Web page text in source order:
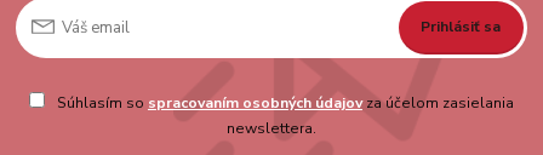
Prihlásiť sa
Súhlasím so spracovaním osobných údajovza účelom zasielania
newslettera.